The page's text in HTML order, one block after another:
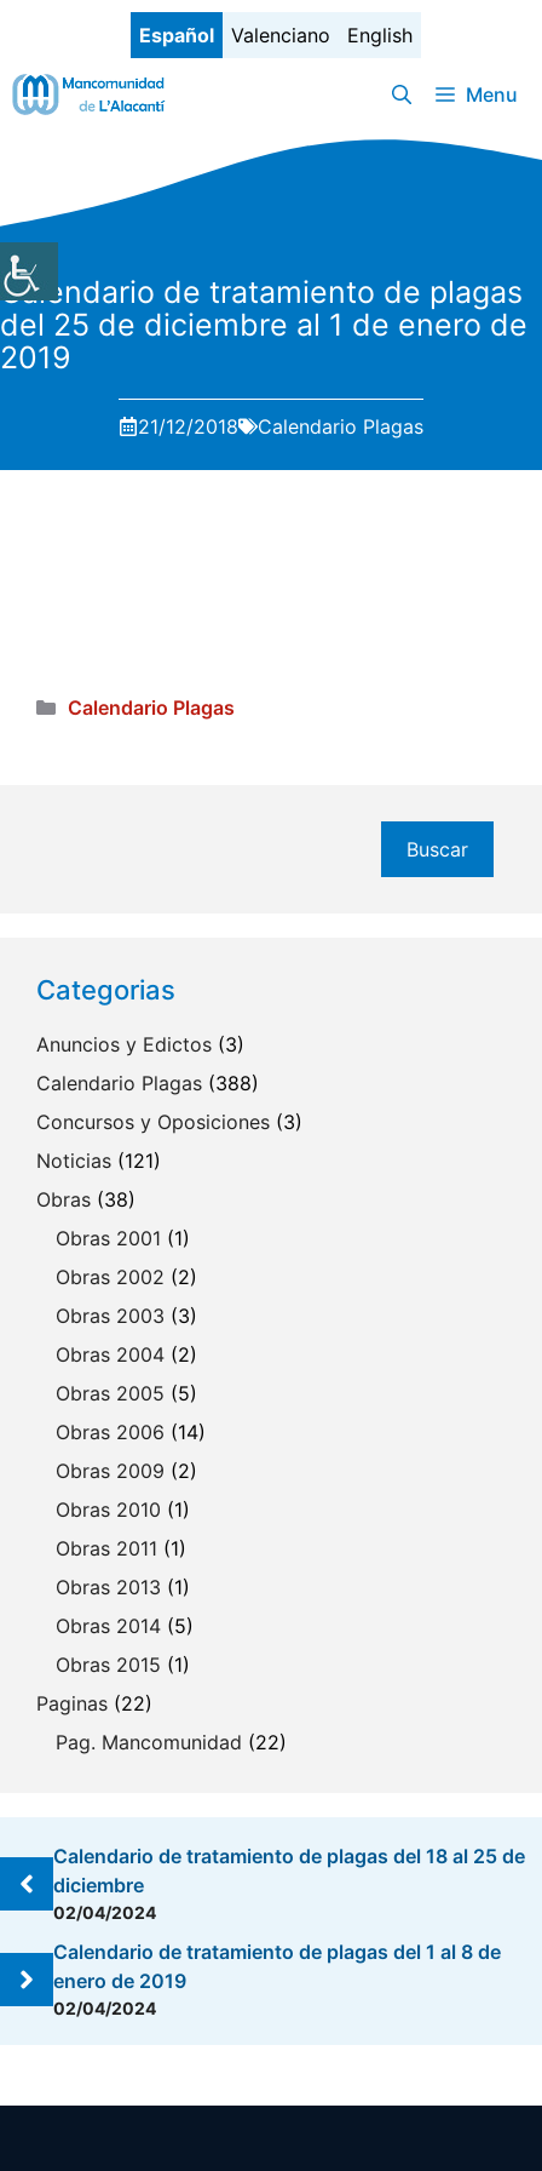
contenido
Español Valenciano English
Menu
Calendario de tratamiento de plagas
del 25 de diciembre al 1 de enero de
2019
21/12/2018 Calendario Plagas
Categorías
Calendario Plagas
Buscar
Categorias
Anuncios y Edictos (3)
Calendario Plagas (388)
Concursos y Oposiciones (3)
Noticias (121)
Obras (38)
Obras 2001 (1)
Obras 2002 (2)
Obras 2003 (3)
Obras 2004 (2)
Obras 2005 (5)
Obras 2006 (14)
Obras 2009 (2)
Obras 2010 (1)
Obras 2011 (1)
Obras 2013 (1)
Obras 2014 (5)
Obras 2015 (1)
Paginas (22)
Pag. Mancomunidad (22)
Calendario de tratamiento de plagas del 18 al 25 de
diciembre
02/04/2024
Calendario de tratamiento de plagas del 1 al 8 de
enero de 2019
02/04/2024